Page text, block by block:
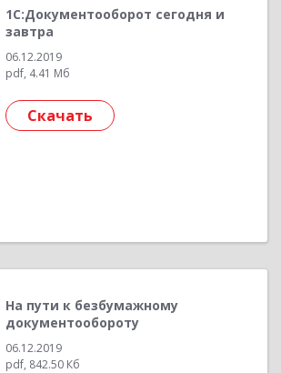
1С:Документооборот сегодня и
завтра
06.12.2019
pdf, 4.41 Мб
Скачать
На пути к безбумажному
документообороту
06.12.2019
pdf, 842.50 Кб